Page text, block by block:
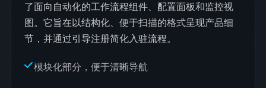
了面向自动化的工作流程组件、配置面板和监控视
图。它旨在以结构化、便于扫描的格式呈现产品细
节，并通过引导注册简化入驻流程。
模块化部分，便于清晰导航